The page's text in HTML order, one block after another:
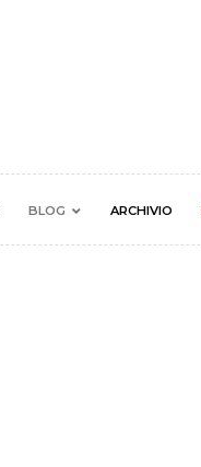
BLOG ARCHIVIO